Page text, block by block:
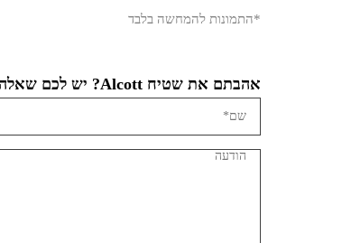
*התמונות להמחשה בלבד
אהבתם את שטיח Alcott? יש לכם שאלה?